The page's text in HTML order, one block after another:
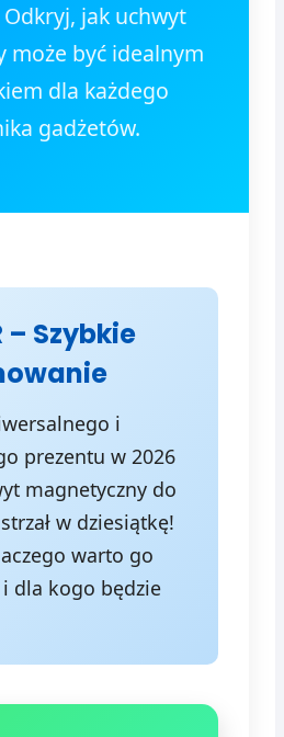
Odkryj, jak uchwyt
może być idealnym
dla każdego
gadżetów.
– Szybkie
i
prezentu w 2026
magnetyczny do
w dziesiątkę!
warto go
dla kogo będzie